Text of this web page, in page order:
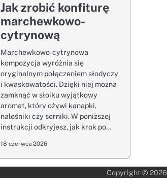
Jak zrobić konfiturę
marchewkowo-
cytrynową
Marchewkowo-cytrynowa
kompozycja wyróżnia się
oryginalnym połączeniem słodyczy
i kwaskowatości. Dzięki niej można
zamknąć w słoiku wyjątkowy
aromat, który ożywi kanapki,
naleśniki czy serniki. W poniższej
instrukcji odkryjesz, jak krok po…
18 czerwca 2026
Copyright © 2026